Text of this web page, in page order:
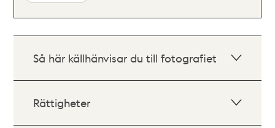
Så här källhänvisar du till fotografiet
Rättigheter